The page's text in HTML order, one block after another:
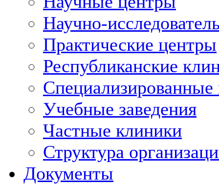
Научно-
Практические центры
Республиканские
Учебные заведения
Частные клиники
Структура
Документы